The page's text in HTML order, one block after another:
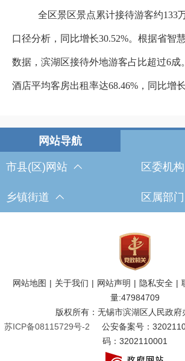
全区景区景点累计接待游客约133
口径分析，同比增长30.52%。根据省智
数据，滨湖区接待外地游客占比超过6成
酒店平均客房出租率达68.46% ，同比增长
市县(区)网站 区委机构
乡镇街道 区属部门
网站地图 | 关于我们 | 网站声明 | 隐私安全 |
量:47984709
版权所有：无锡市滨湖区人民政府
苏ICP备08115729号-2
公安备案号：
码：3202110001